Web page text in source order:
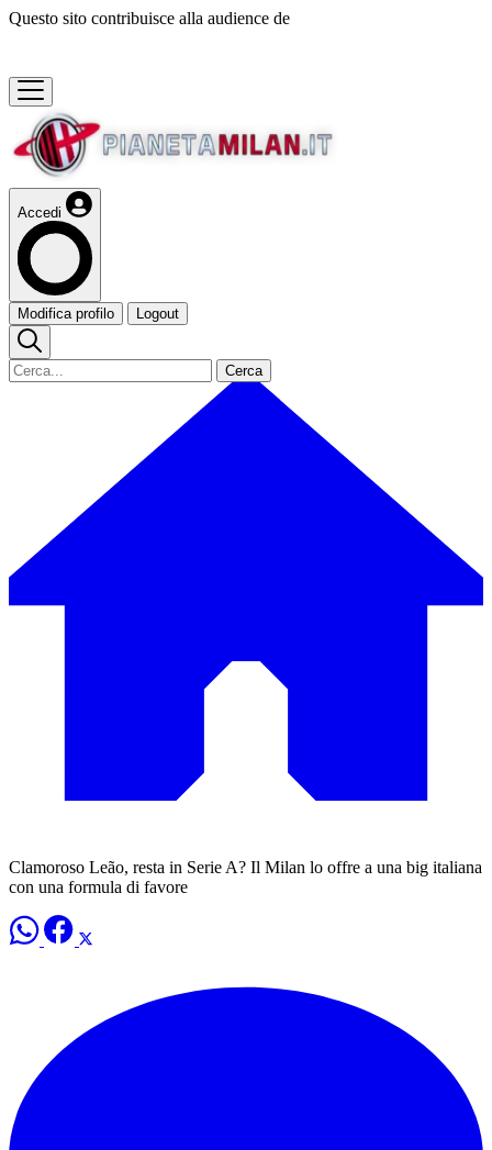
Questo sito contribuisce alla audience de
Accedi
Modifica profilo Logout
Cerca
Clamoroso Leão, resta in Serie A? Il Milan lo offre a una big italiana
con una formula di favore